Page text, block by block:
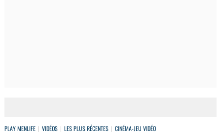
PLAY MENLIFE VIDÉOS LES PLUS RÉCENTES CINÉMA-JEU VIDÉO